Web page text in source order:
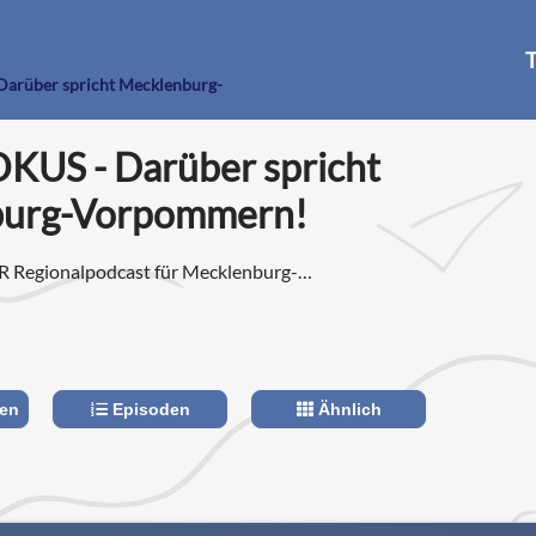
spricht Mecklenburg-
- Darüber spricht
Vorpommern!
Regionalpodcast für Mecklenburg-
Episoden Ähnlich